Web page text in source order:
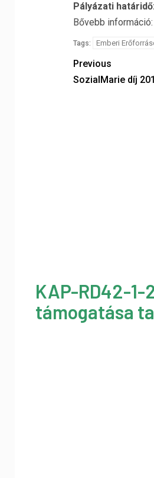
Pályázati határidő:
Bővebb
Tags: Emberi
Previous
SozialMarie díj
KAP-RD42-
támogatása